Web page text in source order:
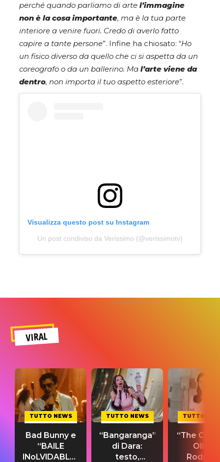
perché quando parliamo di arte l’immagine
non è la cosa importante, ma è la tua parte
interiore a venire fuori. Credo di averlo fatto
capire a tante persone”. Infine ha chiosato: “Ho
un fisico diverso da quello che ci si aspetta da un
coreografo o da un ballerino. Ma l’arte viene da
dentro, non importa il tuo aspetto esteriore”.
Visualizza questo post su Instagram
Un post condiviso da Verissimo (@verissimotv)
VIRAL
TUTTO NEWS
Bad Bunny e
“BAILE
INoLVIDABLE”:
TUTTO NEWS
“Bangaranga”
di Dara:
testo,
TUTTO
“The
Olivia